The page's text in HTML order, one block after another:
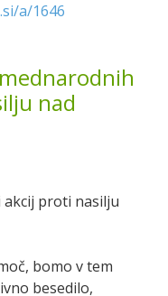
a/1646
nad
akcij proti nasilju
bomo v tem
besedilo,